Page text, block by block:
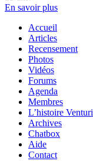
En savoir plus
Accueil
Articles
Recensement
Photos
Vidéos
Forums
Agenda
Membres
L’histoire Venturi
Archives
Chatbox
Aide
Contact